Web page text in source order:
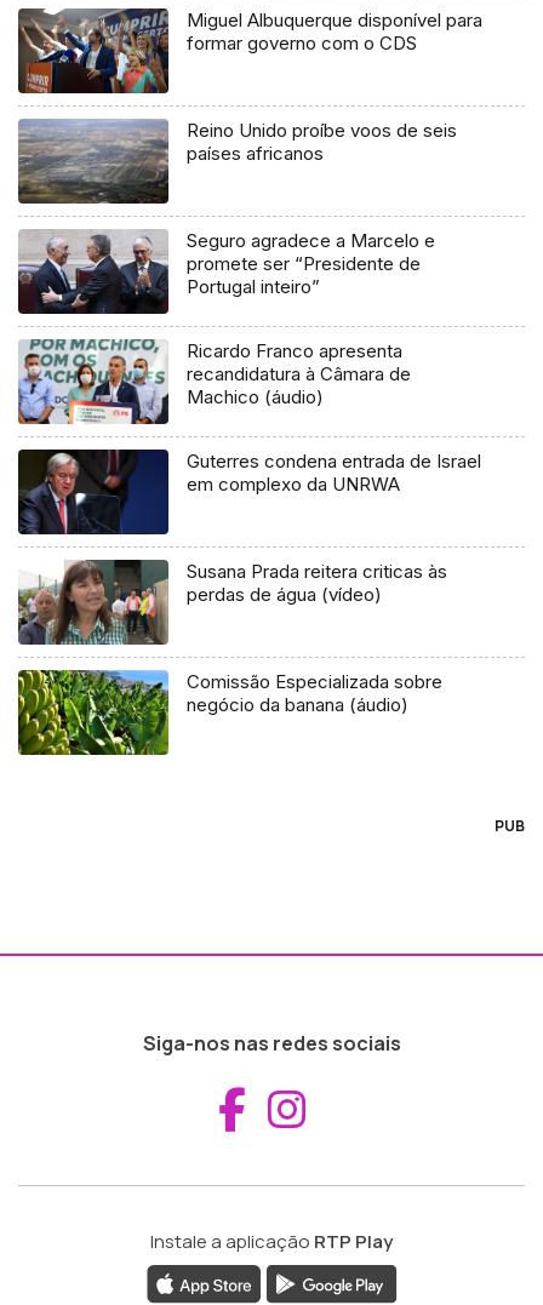
Miguel Albuquerque disponível para
formar governo com o CDS
Reino Unido proíbe voos de seis
países africanos
Seguro agradece a Marcelo e
promete ser “Presidente de
Portugal inteiro”
Ricardo Franco apresenta
recandidatura à Câmara de
Machico (áudio)
Guterres condena entrada de Israel
em complexo da UNRWA
Susana Prada reitera criticas às
perdas de água (vídeo)
Comissão Especializada sobre
negócio da banana (áudio)
PUB
Siga-nos nas redes sociais
Aceder ao
Instale a aplicação RTP Play